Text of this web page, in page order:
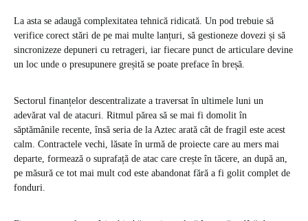
La asta se adaugă complexitatea tehnică ridicată. Un pod trebuie să
verifice corect stări de pe mai multe lanțuri, să gestioneze dovezi și să
sincronizeze depuneri cu retrageri, iar fiecare punct de articulare devine
un loc unde o presupunere greșită se poate preface în breșă.
Sectorul finanțelor descentralizate a traversat în ultimele luni un
adevărat val de atacuri. Ritmul părea să se mai fi domolit în
săptămânile recente, însă seria de la Aztec arată cât de fragil este acest
calm. Contractele vechi, lăsate în urmă de proiecte care au mers mai
departe, formează o suprafață de atac care crește în tăcere, an după an,
pe măsură ce tot mai mult cod este abandonat fără a fi golit complet de
fonduri.